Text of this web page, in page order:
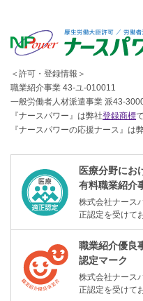
＜許可・登録情報＞
職業紹介事業 43-ユ-010011
一般労働者人材派遣事業 派43-
『ナースパワー』は弊社登録商標
『ナースパワーの応援ナース』は
医療分野にお
有料職業紹介
株式会社ナース
正認定を受けて
職業紹介優良
認定マーク
株式会社ナース
正認定を受けて